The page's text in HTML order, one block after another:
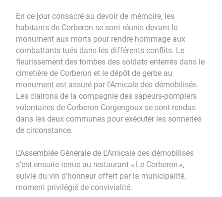
En ce jour consacré au devoir de mémoire, les
habitants de Corberon se sont réunis devant le
monument aux morts pour rendre hommage aux
combattants tués dans les différents conflits. Le
fleurissement des tombes des soldats enterrés dans le
cimetière de Corberon et le dépôt de gerbe au
monument est assuré par l’Amicale des démobilisés.
Les clairons de la compagnie des sapeurs-pompiers
volontaires de Corberon-Corgengoux se sont rendus
dans les deux communes pour exécuter les sonneries
de circonstance.
L’Assemblée Générale de L’Amicale des démobilisés
s’est ensuite tenue au restaurant « Le Corberon »,
suivie du vin d’honneur offert par la municipalité,
moment privilégié de convivialité.